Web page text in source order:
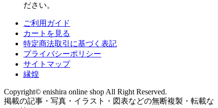
ださい。
ご利用ガイド
カートを見る
特定商法取引に基づく表記
プライバシーポリシー
サイトマップ
縁煌
Copyright© enishira online shop All Right Reserved.
掲載の記事・写真・イラスト・図表などの無断複製・転載な